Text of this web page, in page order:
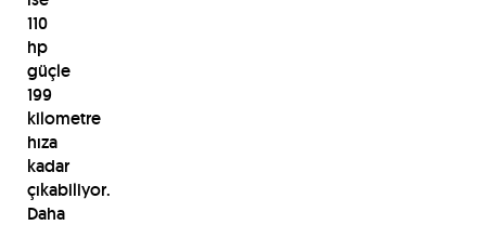
110
hp
güçle
199
kilometre
hıza
kadar
çıkabiliyor.
Daha